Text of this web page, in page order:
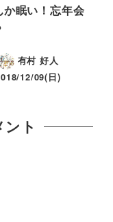
か眠い！忘年会
有村 好人
12/09(日)
ト